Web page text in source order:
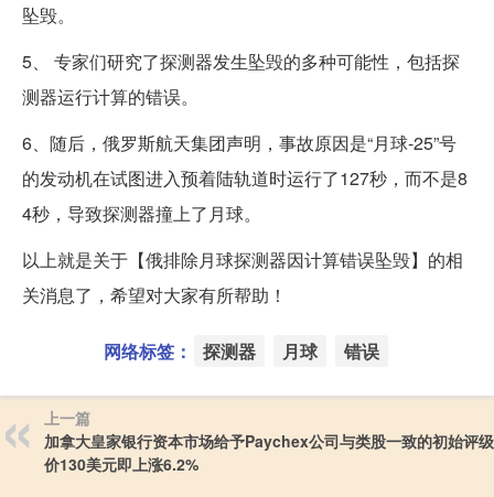
坠毁。
5、 专家们研究了探测器发生坠毁的多种可能性，包括探
测器运行计算的错误。
6、随后，俄罗斯航天集团声明，事故原因是“月球-25”号
的发动机在试图进入预着陆轨道时运行了127秒，而不是8
4秒，导致探测器撞上了月球。
以上就是关于【俄排除月球探测器因计算错误坠毁】的相
关消息了，希望对大家有所帮助！
网络标签： 探测器 月球 错误
上一篇
加拿大皇家银行资本市场给予Paychex公司与类股一致的初始评
价130美元即上涨6.2%